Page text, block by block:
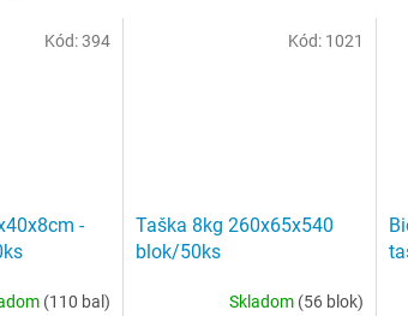
-
(110 bal)
Kód:394
Taška 8kg 260x65x540
blok/50ks
Skladom (56 blok)
Kód: 1021